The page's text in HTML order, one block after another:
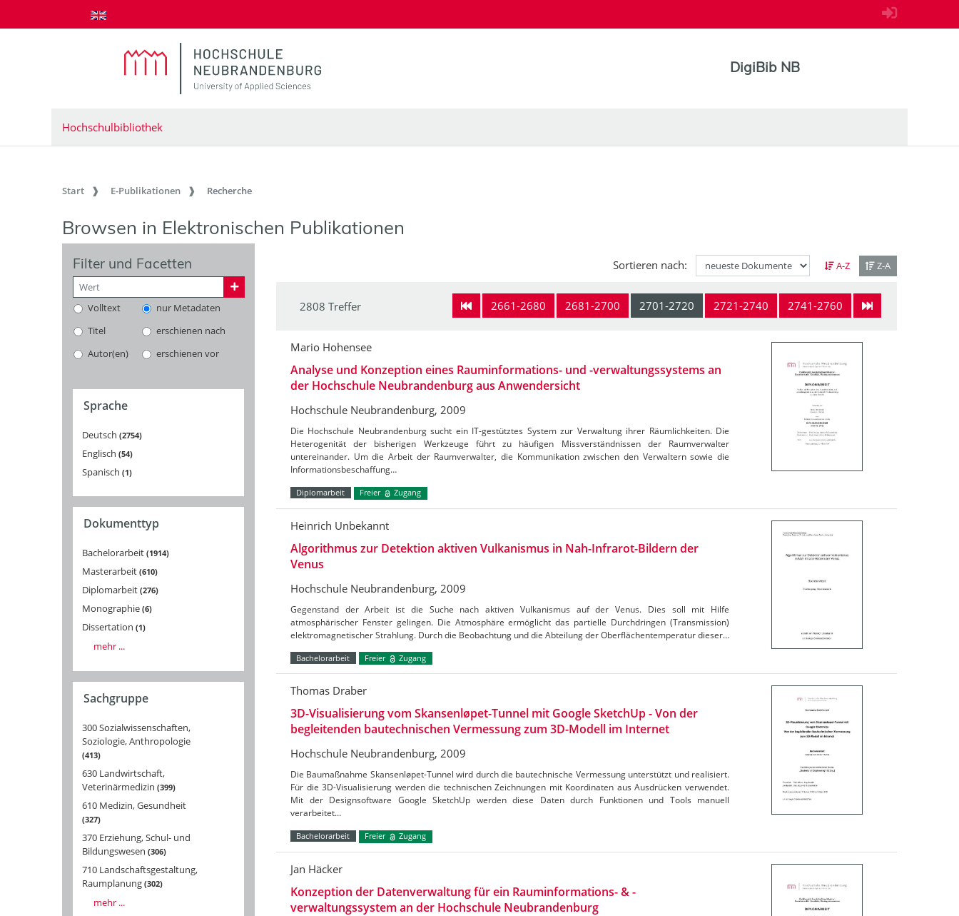
zum Inhalt springen
DigiBib NB
Hochschulbibliothek
Start E-Publikationen Recherche
Browsen in Elektronischen Publikationen
Filter und Facetten
Volltext
nur Metadaten
Titel
erschienen nach
Autor(en)
erschienen vor
Sprache
Deutsch 2754
Englisch 54
Spanisch 1
Dokumenttyp
Bachelorarbeit 1914
Masterarbeit 610
Diplomarbeit 276
Monographie 6
Dissertation 1
mehr ...
Sachgruppe
300 Sozialwissenschaften,
Soziologie, Anthropologie
413
630 Landwirtschaft,
Veterinärmedizin 399
610 Medizin, Gesundheit
327
370 Erziehung, Schul- und
Bildungswesen 306
710 Landschaftsgestaltung,
Raumplanung 302
mehr ...
Sortieren nach: A-Z Z-A
2661-2680 2681-2700 2701-2720 2721-2740 2741-2760
2808 Treffer
Mario Hohensee
Analyse und Konzeption eines Rauminformations- und -verwaltungssystems an
der Hochschule Neubrandenburg aus Anwendersicht
Hochschule Neubrandenburg, 2009
Die Hochschule Neubrandenburg sucht ein IT-gestütztes System zur Verwaltung ihrer Räumlichkeiten. Die
Heterogenität der bisherigen Werkzeuge führt zu häufigen Missverständnissen der Raumverwalter
untereinander. Um die Arbeit der Raumverwalter, die Kommunikation zwischen den Verwaltern sowie die
Informationsbeschaffung…
Diplomarbeit Freier Zugang
Heinrich Unbekannt
Algorithmus zur Detektion aktiven Vulkanismus in Nah-Infrarot-Bildern der
Venus
Hochschule Neubrandenburg, 2009
Gegenstand der Arbeit ist die Suche nach aktiven Vulkanismus auf der Venus. Dies soll mit Hilfe
atmosphärischer Fenster gelingen. Die Atmosphäre ermöglicht das partielle Durchdringen (Transmission)
elektromagnetischer Strahlung. Durch die Beobachtung und die Abteilung der Oberflächentemperatur dieser…
Bachelorarbeit Freier Zugang
Thomas Draber
3D-Visualisierung vom Skansenløpet-Tunnel mit Google SketchUp - Von der
begleitenden bautechnischen Vermessung zum 3D-Modell im Internet
Hochschule Neubrandenburg, 2009
Die Baumaßnahme Skansenløpet-Tunnel wird durch die bautechnische Vermessung unterstützt und realisiert.
Für die 3D-Visualisierung werden die technischen Zeichnungen mit Koordinaten aus Ausdrücken verwendet.
Mit der Designsoftware Google SketchUp werden diese Daten durch Funktionen und Tools manuell
verarbeitet…
Bachelorarbeit Freier Zugang
Jan Häcker
Konzeption der Datenverwaltung für ein Rauminformations- & -
verwaltungssystem an der Hochschule Neubrandenburg